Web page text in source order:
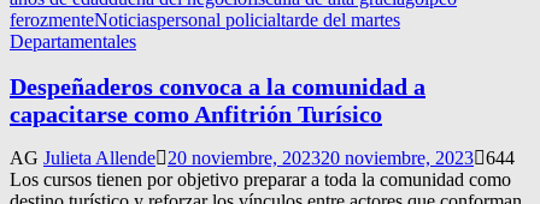
ferozmenteNoticiaspersonal policialtarde del martes
Departamentales
Despeñaderos convoca a la comunidad a
capacitarse como Anfitrión Turísico
AG Julieta Allende 20 noviembre, 202320 noviembre, 2023 644
Los cursos tienen por objetivo preparar a toda la comunidad como